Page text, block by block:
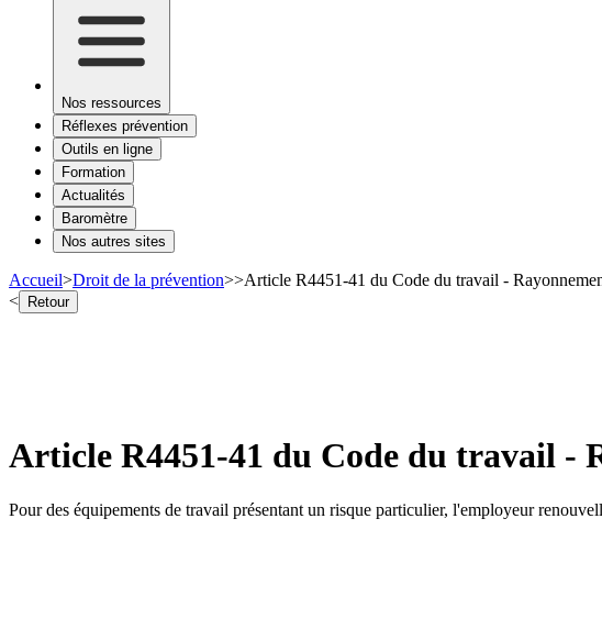
Nos ressources
Réflexes prévention
Outils en ligne
Formation
Actualités
Baromètre
Nos autres sites
Accueil>Droit de la prévention>>Article R4451-41 du Code du travail -
< Retour
Article R4451-41 du Code du travail -
Pour des équipements de travail présentant un risque particulier, l'employeur